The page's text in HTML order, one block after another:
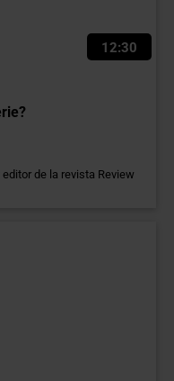
12:30
de la revista Review